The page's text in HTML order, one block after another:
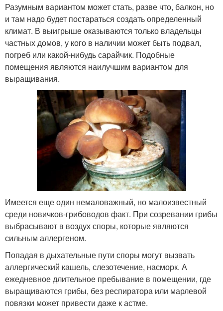
Разумным вариантом может стать, разве что, балкон, но
и там надо будет постараться создать определенный
климат. В выигрыше оказываются только владельцы
частных домов, у кого в наличии может быть подвал,
погреб или какой-нибудь сарайчик. Подобные
помещения являются наилучшим вариантом для
выращивания.
Имеется еще один немаловажный, но малоизвестный
среди новичков-грибоводов факт. При созревании грибы
выбрасывают в воздух споры, которые являются
сильным аллергеном.
Попадая в дыхательные пути споры могут вызвать
аллергический кашель, слезотечение, насморк. А
ежедневное длительное пребывание в помещении, где
выращиваются грибы, без респиратора или марлевой
повязки может привести даже к астме.